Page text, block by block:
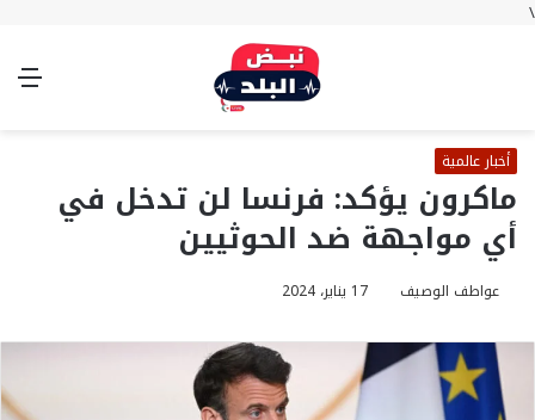
\
الوضع
أخبار عالمية
ماكرون يؤكد: فرنسا لن تدخل في
أي مواجهة ضد الحوثيين
عواطف الوصيف 17 يناير، 2024